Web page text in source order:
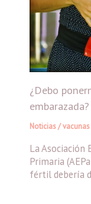
¿Debo
embarazada?
Noticias/
La Asociación
Primaria
fértil debería